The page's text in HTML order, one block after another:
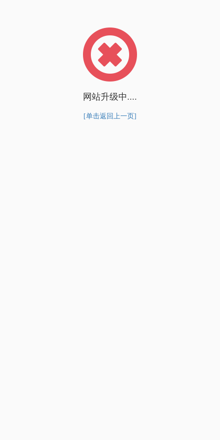
网站升级中....
[单击返回上一页]